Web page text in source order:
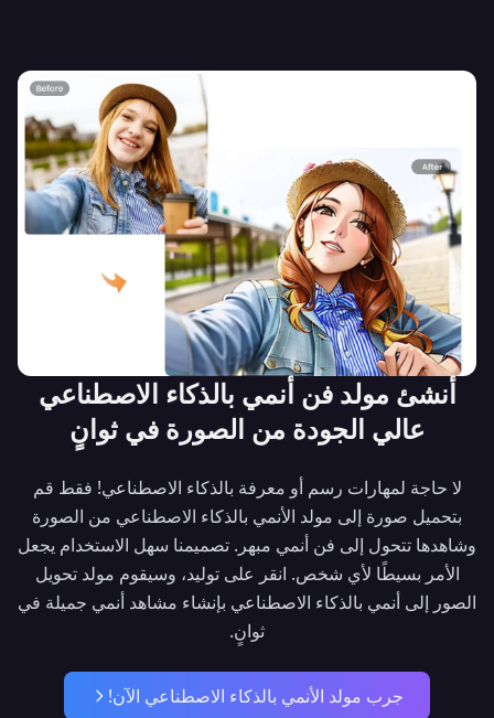
أنشئ مولد فن أنمي بالذكاء الاصطناعي
عالي الجودة من الصورة في ثوانٍ
لا حاجة لمهارات رسم أو معرفة بالذكاء الاصطناعي! فقط قم
بتحميل صورة إلى مولد الأنمي بالذكاء الاصطناعي من الصورة
وشاهدها تتحول إلى فن أنمي مبهر. تصميمنا سهل الاستخدام يجعل
الأمر بسيطًا لأي شخص. انقر على توليد، وسيقوم مولد تحويل
الصور إلى أنمي بالذكاء الاصطناعي بإنشاء مشاهد أنمي جميلة في
ثوانٍ.
جرب مولد الأنمي بالذكاء الاصطناعي الآن!
Close
نموذج ذكاء اصطناعي ثوري
🎬
Seedance 2.0
مستقبل إنشاء الفيديو بالذكاء الاصطناعي هنا.
أسرع. أذكى. وأكثر إبداعًا من أي وقت مضى.
10x
سرعة أعلى
4K
فائق الدقة
∞
إمكانيات